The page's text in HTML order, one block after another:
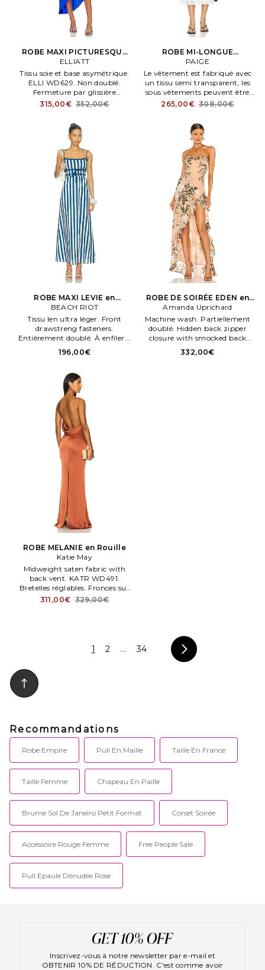
ROBE MAXI PICTURESQUE
en Royal
ELLIATT
Tissu soie et base asymétrique.
ELLI WD629. Non doublé.
Fermeture par glissière
dissimulée au dos. Forme dos
315,00€ 352,00€
ROBE MI-LONGUE
SEBASTIAN en Blanc
PAIGE
Le vêtement est fabriqué avec
un tissu semi transparent, les
sous vêtements peuvent être
apparents. PAIG WD210.
Tissu len avec smocks.
265,00€ 308,00€
ROBE MAXI LEVIE en
Sarcelle
BEACH RIOT
Tissu len ultra léger. Front
drawstreng fasteners.
Entièrement doublé. À enfiler. .
Taille XS.
196,00€
ROBE DE SOIRÉE EDEN en
Penk
Amanda Uprichard
Machine wash. Partiellement
doublé. Hidden back zipper
closure with smocked back
panel. Non slip silicone grip
lining. Boned sides. Lightweight
332,00€
ROBE MELANIE en Rouille
Katie May
Midweight saten fabric with
back vent. KATR WD491.
Bretelles réglables. Fronces sur
le bustier et décolleté dos et
311,00€ 329,00€
1 2 ... 34
Recommandations
Robe Empire Pull En Maille Taille En France
Taille Femme Chapeau En Paille
Brume Sol De Janeiro Petit Format Corset Soirée
Accessoire Rouge Femme Free People Sale
Pull Epaule Dénudée Rose
Inscrivez-vous à notre newsletter par e-mail et
OBTENIR 10% DE RÉDUCTION. C'est comme avoir